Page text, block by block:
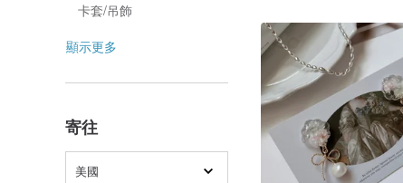
卡套/吊飾
顯示更多
寄往
美國